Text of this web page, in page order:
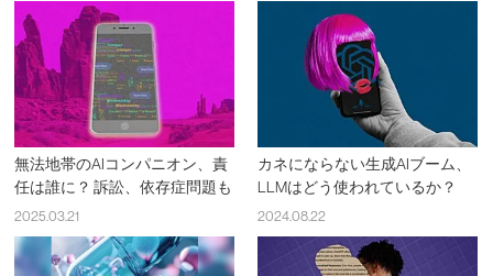
無法地帯のAIコンパニオン、責
任は誰に？ 訴訟、依存症問題も
2025.03.21
カネにならない生成AIブーム、
LLMはどう使われているか？
2024.08.22